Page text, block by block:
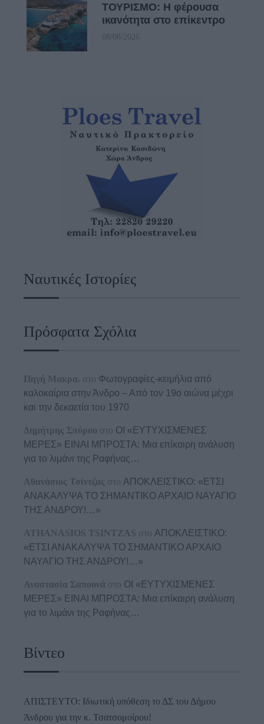
ΤΟΥΡΙΣΜΟ: Η φέρουσα
ικανότητα στο επίκεντρο
08/08/2026
Ναυτικές Ιστορίες
Πρόσφατα Σχόλια
Πηγή Μακρα. στο Φωτογραφίες-κειμήλια από
καλοκαίρια στην Άνδρο – Από τον 19ο αιώνα μέχρι
και την δεκαετία του 1970
Δημήτρης Σπύρου στο ΟΙ «ΕΥΤΥΧΙΣΜΕΝΕΣ
ΜΕΡΕΣ» ΕΙΝΑΙ ΜΠΡΟΣΤΑ: Μια επίκαιρη ανάλυση
για το λιμάνι της Ραφήνας…
Αθανάσιος Τσίντζας στο ΑΠΟΚΛΕΙΣΤΙΚΟ: «ΕΤΣΙ
ΑΝΑΚΑΛΥΨΑ ΤΟ ΣΗΜΑΝΤΙΚΟ ΑΡΧΑΙΟ ΝΑΥΑΓΙΟ
ΤΗΣ ΑΝΔΡΟΥ!…»
ATHANASIOS TSINTZAS στο ΑΠΟΚΛΕΙΣΤΙΚΟ:
«ΕΤΣΙ ΑΝΑΚΑΛΥΨΑ ΤΟ ΣΗΜΑΝΤΙΚΟ ΑΡΧΑΙΟ
ΝΑΥΑΓΙΟ ΤΗΣ ΑΝΔΡΟΥ!…»
Αναστασία Σαπουνά στο ΟΙ «ΕΥΤΥΧΙΣΜΕΝΕΣ
ΜΕΡΕΣ» ΕΙΝΑΙ ΜΠΡΟΣΤΑ: Μια επίκαιρη ανάλυση
για το λιμάνι της Ραφήνας…
Βίντεο
ΑΠΙΣΤΕΥΤΟ: Ιδιωτική υπόθεση το ΔΣ του Δήμου
Άνδρου για την κ. Τσατσομοίρου!